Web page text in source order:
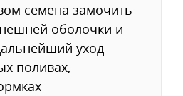
семена замочить
оболочки и
уход
поливах,